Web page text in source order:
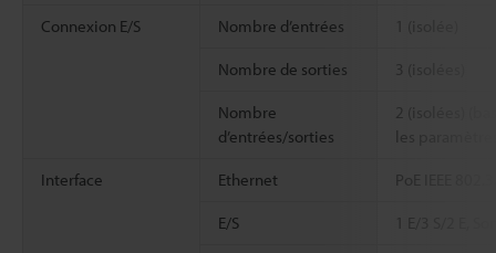
Connexion E/S Nombre d’entrées
Nombre de sorties 3 (isolées)
Nombre
d’entrées/sorties
2 (isolées)
les
Interface Ethernet PoE IEEE
E/S